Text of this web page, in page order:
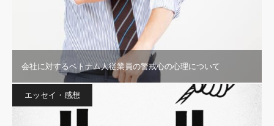
会社に対するベトナム人従業員の警戒心の心理について
エッセイ・感想